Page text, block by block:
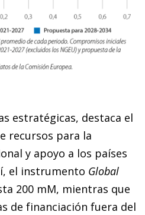
estratégicas, destaca el
recursos para la
y apoyo a los países
el instrumento Global
200 mM, mientras que
de financiación fuera del